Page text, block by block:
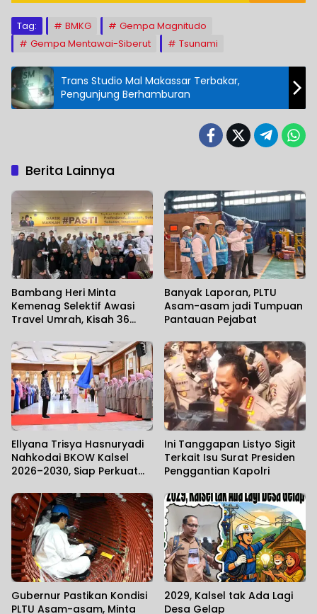
Tag: BMKG
Gempa Magnitudo
Gempa Mentawai-Siberut
Tsunami
Trans Studio Mal Makassar Terbakar,
Pengunjung Berhamburan
Berita Lainnya
Bambang Heri Minta
Kemenag Selektif Awasi
Travel Umrah, Kisah 36
Jeddah Mengundang Haru
Banyak Laporan, PLTU
Asam-asam jadi Tumpuan
Pantauan Pejabat
Ellyana Trisya Hasnuryadi
Nahkodai BKOW Kalsel
2026–2030, Siap Perkuat
Perempuan
Ini Tanggapan Listyo Sigit
Terkait Isu Surat Presiden
Penggantian Kapolri
Gubernur Pastikan Kondisi
PLTU Asam-asam, Minta
2029, Kalsel tak Ada Lagi
Desa Gelap